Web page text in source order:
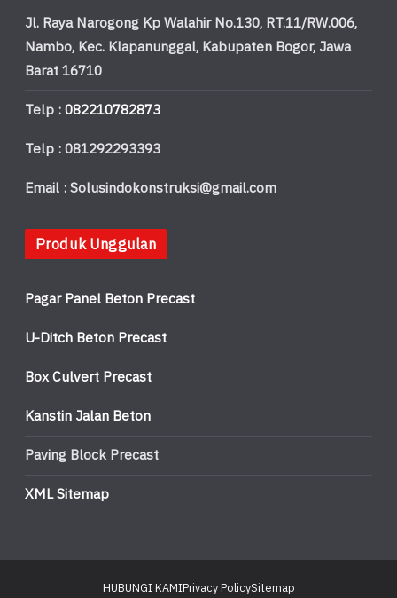
Jl. Raya Narogong Kp Walahir No.130, RT.11/RW.006,
Nambo, Kec. Klapanunggal, Kabupaten Bogor, Jawa
Barat 16710
Telp :082210782873
Telp : 081292293393
Email : Solusindokonstruksi@gmail.com
Produk Unggulan
Pagar Panel Beton Precast
U-Ditch Beton Precast
Box Culvert Precast
Kanstin Jalan Beton
Paving Block Precast
XML Sitemap
HUBUNGI KAMIPrivacy PolicySitemap